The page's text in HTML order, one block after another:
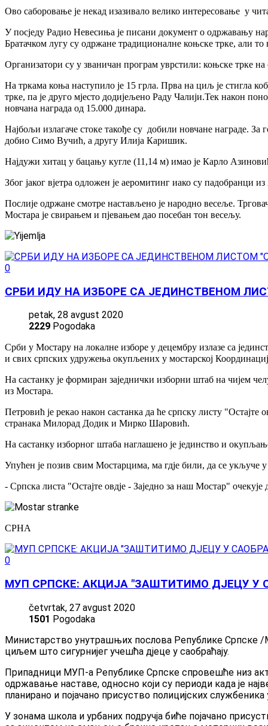
Ово саборовање је некад изазивало велико интересовање у
У посједу Радио Невесиња је писани документ о одржавању
Братачком лугу су одржане традиционалне коњске трке, али
Организатори су у званичан програм уврстили: коњске трке
На тркама коња наступило је 15 грла. Прва на циљ је стигла
трке, па је друго мјесто додијељено Раду Чалији.Тек након
новчана награда од 15.000 динара.
Најбољи излагаче стоке такође су добили новчане награде.
добио Симо Вучић, а другу Илија Каришик.
Најдужи хитац у бацању кугле (11,14 м) имао је Карло
Због јаког вјетра одложен је аеромитинг иако су падобранци
Послије одржане смотре настављено је народно весеље.
Мостара је свирањем и пјевањем дао посебан тон весељу.
0
СРБИ ИДУ НА ИЗБОРЕ СА ЈЕДИНСТВЕНОМ
petak, 28 avgust 2020
2229 Pogodaka
Срби у Мостару на локалне изборе у децембру излазе са
и свих српских удружења окупљених у мостарској
На састанку је формиран заједнички изборни штаб на чијем
из Мостара.
Петровић је рекао након састанка да ће српску листу
странака Милорад Додик и Мирко Шаровић.
На састанку изборног штаба наглашено је јединство и
Упућен је позив свим Мостарцима, ма гдје били, да се укључе
- Српска листа "Остајте овдје - Заједно за наш Мостар"
СРНА
0
МУП СРПСКЕ: АКЦИЈА "ЗАШТИТИМО ДЈЕЦУ У
četvrtak, 27 avgust 2020
1501 Pogodaka
Министарство унутрашњих послова Републике Српске /
циљем што сигурнијег учешћа дјеце у саобраћају.
Припадници МУП-а Републике Српске спровешће низ
одржавање наставе, односно који су периоди када је
планирано и појачано присуство полицијских
У зонама школа и урбаних подручја биће појачано